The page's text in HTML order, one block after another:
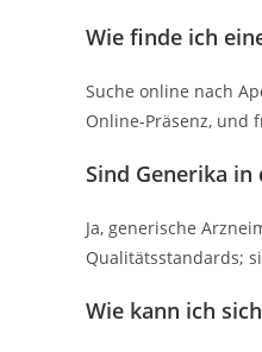
Wie finde ich
Suche online nach
Online-Präsenz, und
Sind Generika
Ja, generische
Qualitätsstandards;
Wie kann ich